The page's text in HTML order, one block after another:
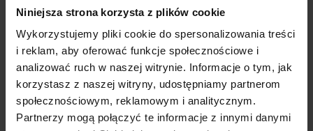
Niniejsza strona korzysta z plików cookie
Wykorzystujemy pliki cookie do spersonalizowania treści
i reklam, aby oferować funkcje społecznościowe i
analizować ruch w naszej witrynie. Informacje o tym, jak
korzystasz z naszej witryny, udostępniamy partnerom
społecznościowym, reklamowym i analitycznym.
Partnerzy mogą połączyć te informacje z innymi danymi
KATEGORIE
WYPRZEDAŻ
Strefa KETO
KUP TERAZ